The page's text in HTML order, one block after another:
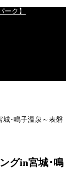
城･鳴子温泉～表磐
グin宮城･鳴